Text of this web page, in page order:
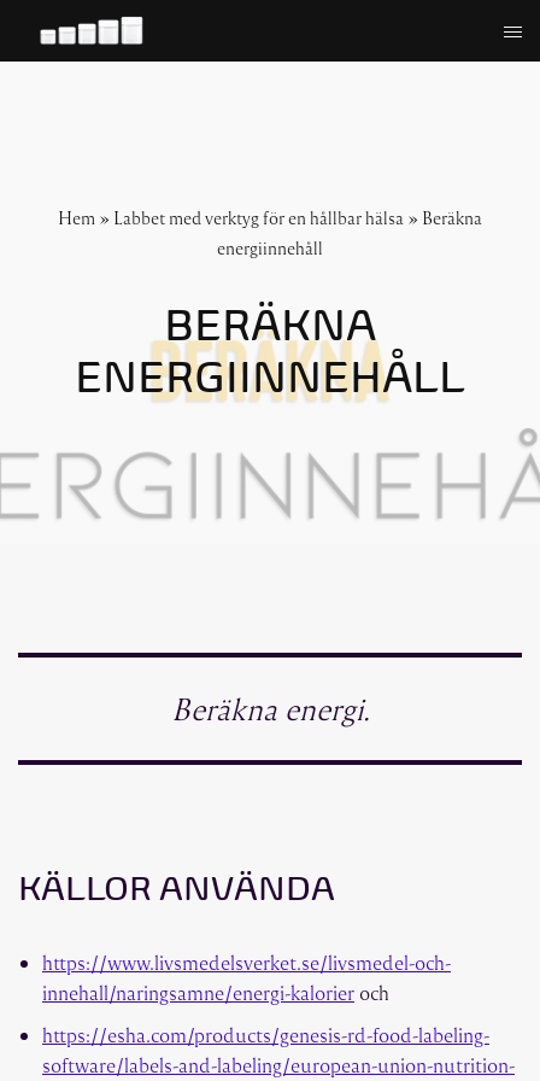
Hoppa
Hem » Labbet med verktyg för en hållbar hälsa » Beräkna
energiinnehåll
BERÄKNA
ENERGIINNEHÅLL
Beräkna energi.
KÄLLOR ANVÄNDA
https://www.livsmedelsverket.se/livsmedel-och-
innehall/naringsamne/energi-kalorier och
https://esha.com/products/genesis-rd-food-labeling-
software/labels-and-labeling/european-union-nutrition-